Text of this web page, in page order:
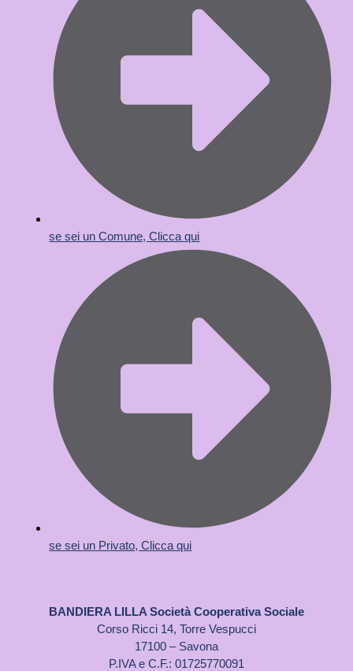
se sei un Comune, Clicca qui
se sei un Privato, Clicca qui
BANDIERA LILLA Società Cooperativa Sociale
Corso Ricci 14, Torre Vespucci
17100 – Savona
P.IVA e C.F.: 01725770091